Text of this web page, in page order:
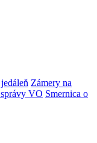
Zámery na
VO Smernica o